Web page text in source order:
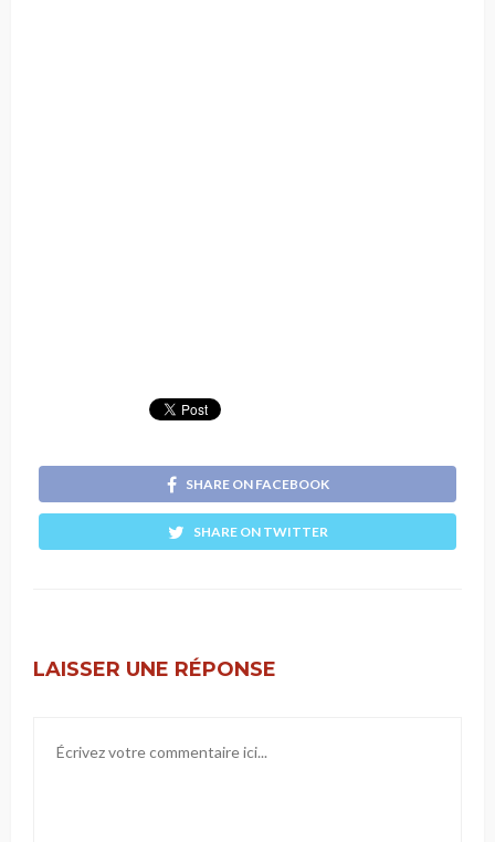
SHARE ON FACEBOOK
SHARE ON TWITTER
LAISSER UNE RÉPONSE